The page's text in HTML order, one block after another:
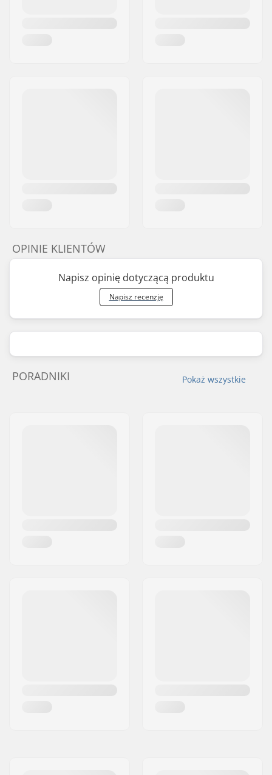
OPINIE KLIENTÓW
Napisz opinię dotyczącą produktu
Napisz recenzję
Pokaż wszystkie
PORADNIKI